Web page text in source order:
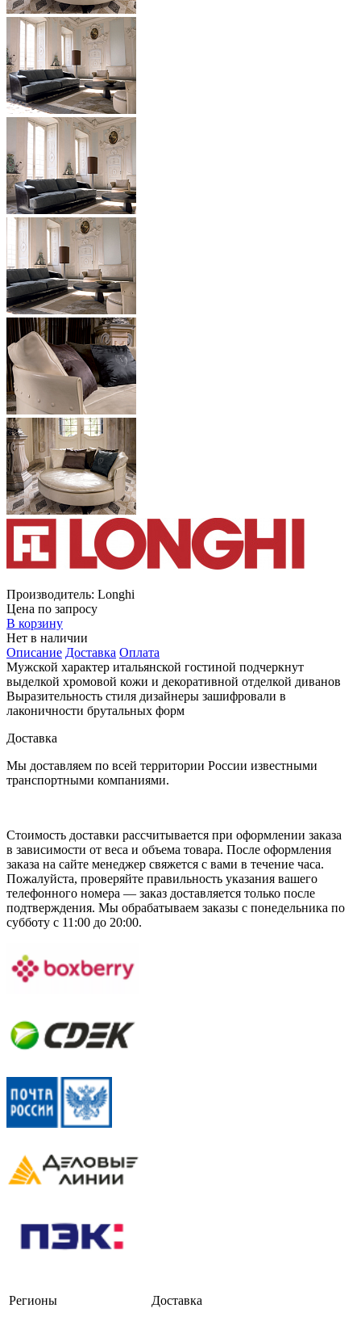
Производитель: Longhi
Цена по запросу
В корзину
Нет в наличии
Описание Доставка Оплата
Мужской характер итальянской гостиной подчеркнут
выделкой хромовой кожи и декоративной отделкой диванов
Выразительность стиля дизайнеры зашифровали в
лаконичности брутальных форм
Доставка
Мы доставляем по всей территории России известными
транспортными компаниями.
Стоимость доставки рассчитывается при оформлении заказа
в зависимости от веса и объема товара. После оформления
заказа на сайте менеджер свяжется с вами в течение часа.
Пожалуйста, проверяйте правильность указания вашего
телефонного номера — заказ доставляется только после
подтверждения. Мы обрабатываем заказы с понедельника по
субботу с 11:00 до 20:00.
Регионы Доставка